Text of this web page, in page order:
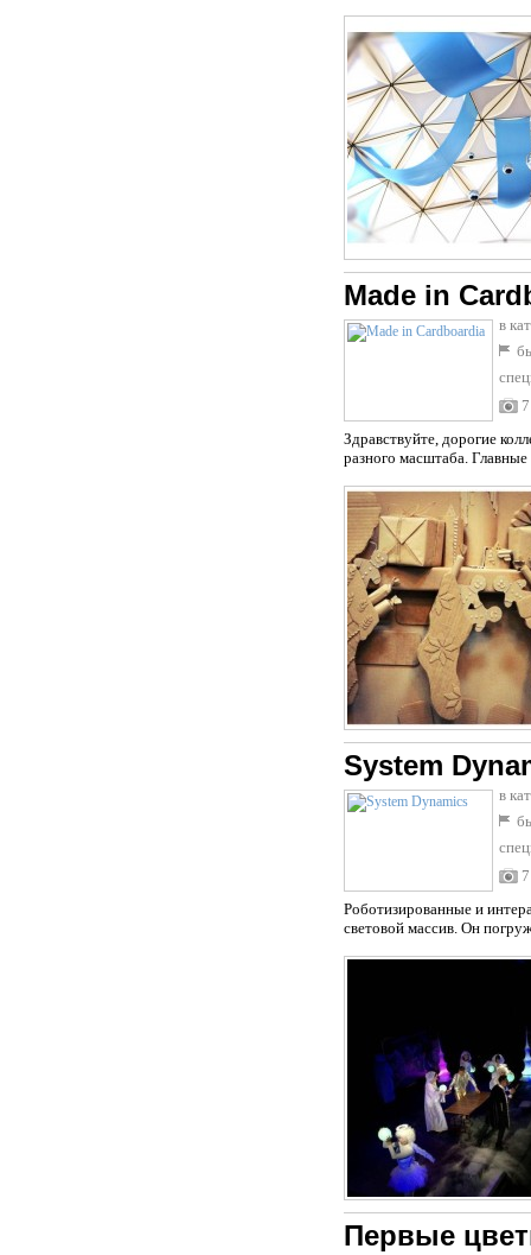
Made in
в
7
Здравствуйте, дорогие
разного масштаба.
System
в
7
Роботизированные и
световой массив. Он
Первые